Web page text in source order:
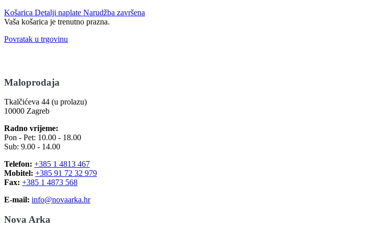
Košarica Detalji naplate Narudžba završena
Vaša košarica je trenutno prazna.
Povratak u trgovinu
Maloprodaja
Tkalčićeva 44 (u prolazu)
10000 Zagreb
Radno vrijeme:
Pon - Pet: 10.00 - 18.00
Sub: 9.00 - 14.00
Telefon: +385 1 4813 467
Mobitel: +385 91 72 32 979
Fax: +385 1 4873 568
E-mail: info@novaarka.hr
Nova Arka